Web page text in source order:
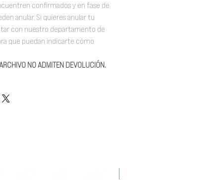
confirmados y en fase de
anular. Si quieres anular tu
con nuestro departamento de
que puedan indicarte cómo
NO ADMITEN DEVOLUCIÓN.